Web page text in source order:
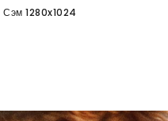
Сэм 1280x1024